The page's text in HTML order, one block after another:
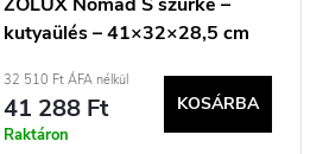
kutyaülés – 41×32×28,5 cm
32 510 Ft ÁFA nélkül
41 288 Ft
Raktáron
KOSÁRBA